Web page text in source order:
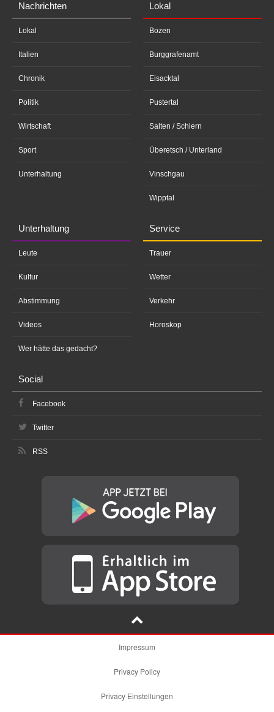
Nachrichten
Lokal
Italien
Chronik
Politik
Wirtschaft
Sport
Unterhaltung
Lokal
Bozen
Burggrafenamt
Eisacktal
Pustertal
Salten / Schlern
Überetsch / Unterland
Vinschgau
Wipptal
Unterhaltung
Leute
Kultur
Abstimmung
Videos
Wer hätte das gedacht?
Service
Trauer
Wetter
Verkehr
Horoskop
Social
Facebook
Twitter
RSS
Impressum
Privacy Policy
Privacy Einstellungen